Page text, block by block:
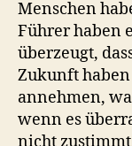
Menschen
Führer haben
überzeugt,
Zukunft
annehmen,
wenn es
nicht